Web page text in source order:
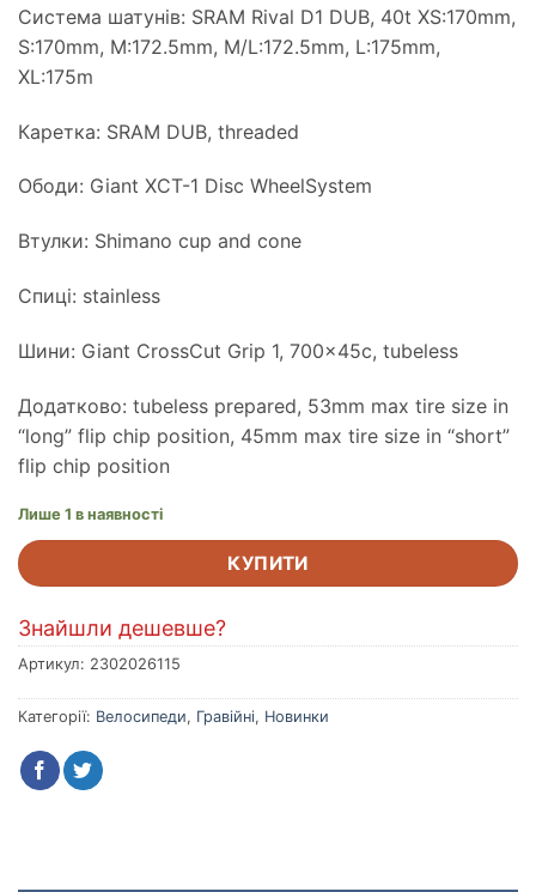
Система шатунів: SRAM Rival D1 DUB, 40t XS:170mm,
S:170mm, M:172.5mm, M/L:172.5mm, L:175mm,
XL:175m
Каретка: SRAM DUB, threaded
Ободи: Giant XCT-1 Disc WheelSystem
Втулки: Shimano cup and cone
Спиці: stainless
Шини: Giant CrossCut Grip 1, 700x45c, tubeless
Додатково: tubeless prepared, 53mm max tire size in
“long” flip chip position, 45mm max tire size in “short”
flip chip position
Лише 1 в наявності
КУПИТИ
Знайшли дешевше?
Артикул: 2302026115
Категорії: Велосипеди, Гравійні, Новинки